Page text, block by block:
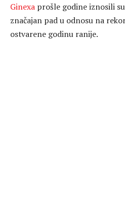
Ginexa prošle godine iznosili
značajan pad u odnosu na
ostvarene godinu ranije.